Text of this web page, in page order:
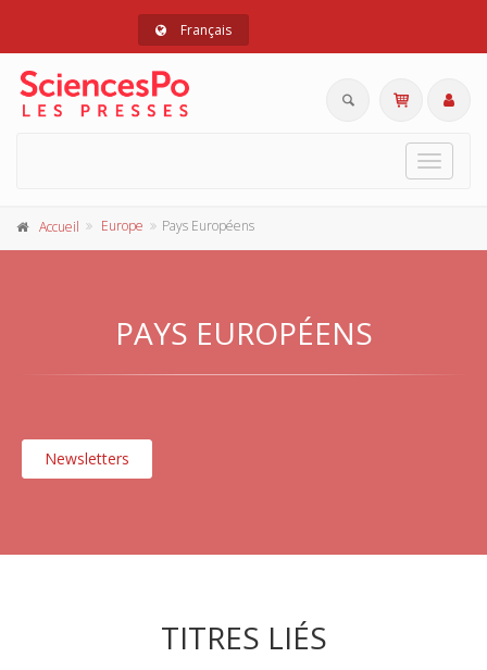
Français
Toggle
Accueil Europe Pays Européens
PAYS EUROPÉENS
Newsletters
TITRES LIÉS